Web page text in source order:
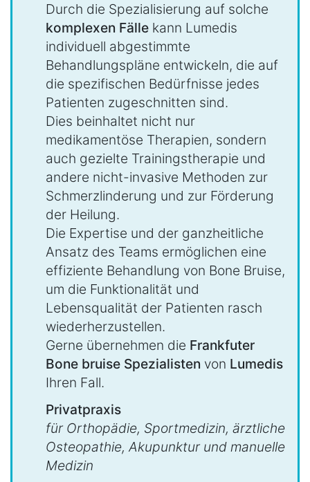
Durch die Spezialisierung auf solche
komplexen Fälle kann Lumedis
individuell abgestimmte
Behandlungspläne entwickeln, die auf
die spezifischen Bedürfnisse jedes
Patienten zugeschnitten sind.
Dies beinhaltet nicht nur
medikamentöse Therapien, sondern
auch gezielte Trainingstherapie und
andere nicht-invasive Methoden zur
Schmerzlinderung und zur Förderung
der Heilung.
Die Expertise und der ganzheitliche
Ansatz des Teams ermöglichen eine
effiziente Behandlung von Bone Bruise,
um die Funktionalität und
Lebensqualität der Patienten rasch
wiederherzustellen.
Gerne übernehmen die Frankfuter
Bone bruise Spezialisten von Lumedis
Ihren Fall.
Privatpraxis
für Orthopädie, Sportmedizin, ärztliche
Osteopathie, Akupunktur und manuelle
Medizin